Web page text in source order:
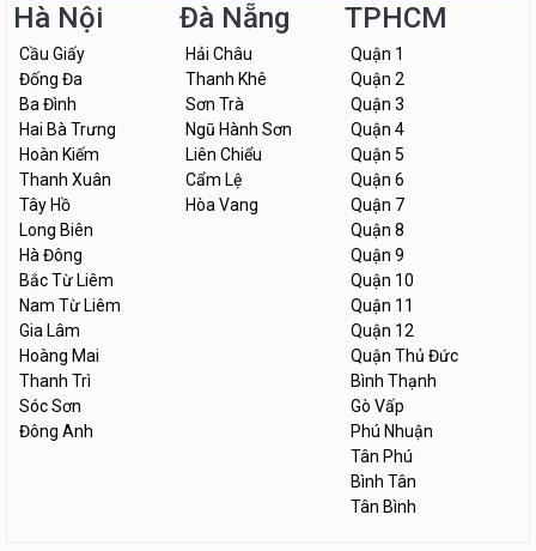
Hà Nội
Cầu Giấy
Đống Đa
Ba Đình
Hai Bà Trưng
Hoàn Kiếm
Thanh Xuân
Tây Hồ
Long Biên
Hà Đông
Bắc Từ Liêm
Nam Từ Liêm
Gia Lâm
Hoàng Mai
Thanh Trì
Sóc Sơn
Đông Anh
Đà Nẵng
Hải Châu
Thanh Khê
Sơn Trà
Ngũ Hành Sơn
Liên Chiểu
Cẩm Lệ
Hòa Vang
TPHCM
Quận 1
Quận 2
Quận 3
Quận 4
Quận 5
Quận 6
Quận 7
Quận 8
Quận 9
Quận 10
Quận 11
Quận 12
Quận Thủ Đức
Bình Thạnh
Gò Vấp
Phú Nhuận
Tân Phú
Bình Tân
Tân Bình